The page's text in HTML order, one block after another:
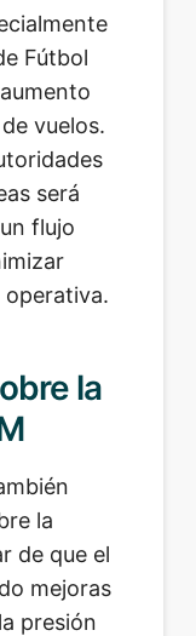
Fútbol
vuelos.
será
flujo
operativa.
la
la
de que el
mejoras
presión